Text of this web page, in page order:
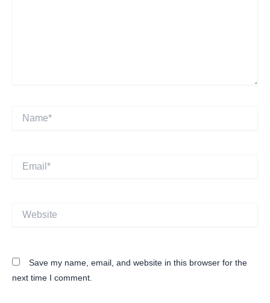
Save my name, email, and website in this browser for the
next time I comment.